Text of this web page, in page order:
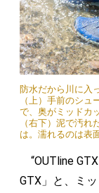
防水だから川に入
（上）手前のシュ
で、奥がミッドカ
（右下）泥で汚
は。濡れるのは表
“OUTline
GTX」と、ミ